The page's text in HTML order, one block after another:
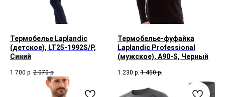
Термобелье Laplandic
(детское), LT25-1992S/P,
Синий
1 700 р. 2 070 р.
Термобелье-фуфайка
Laplandic Professional
(мужское), A90-S, Черный
1 230 р. 1 450 р.